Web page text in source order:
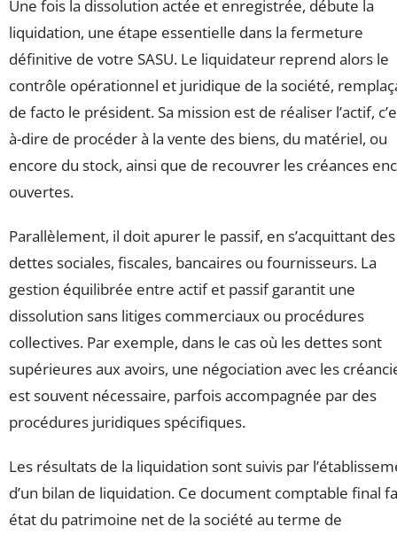
Une fois la dissolution actée et enregistrée, débute la
liquidation, une étape essentielle dans la fermeture
définitive de votre SASU. Le liquidateur reprend alors le
contrôle opérationnel et juridique de la société,
de facto le président. Sa mission est de réaliser l’actif,
à-dire de procéder à la vente des biens, du matériel, ou
encore du stock, ainsi que de recouvrer les créances
ouvertes.
Parallèlement, il doit apurer le passif, en s’acquittant des
dettes sociales, fiscales, bancaires ou fournisseurs. La
gestion équilibrée entre actif et passif garantit une
dissolution sans litiges commerciaux ou procédures
collectives. Par exemple, dans le cas où les dettes sont
supérieures aux avoirs, une négociation avec les
est souvent nécessaire, parfois accompagnée par des
procédures juridiques spécifiques.
Les résultats de la liquidation sont suivis par
d’un bilan de liquidation. Ce document comptable final
état du patrimoine net de la société au terme de